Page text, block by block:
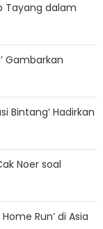
Tayang dalam
Gambarkan
Bintang’ Hadirkan
Noer soal
Home Run’ di Asia